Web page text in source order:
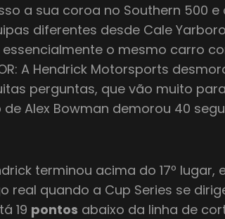
a sua coroa no Southern 500 e
diferentes desde Cale
o mesmo carro
A Hendrick Motorsports
perguntas, que vão muito
Alex Bowman demorou 40
terminou acima do 17º lugar,
real quando a Cup Series se
19 pontos abaixo da linha de